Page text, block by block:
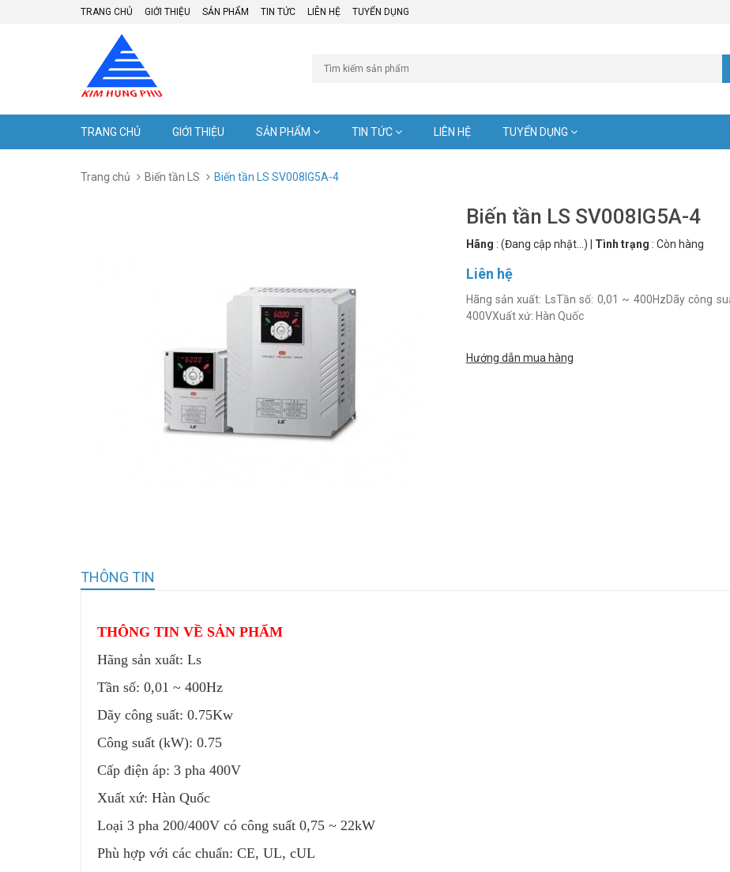
TRANG CHỦ GIỚI THIỆU SẢN PHẨM TIN TỨC LIÊN HỆ TUYỂN DỤNG
TRANG CHỦ GIỚI THIỆU SẢN PHẨM TIN TỨC LIÊN HỆ TUYỂN DỤNG
Trang chủ Biến tần LS Biến tần LS SV008IG5A-4
Biến tần LS SV008IG5A-4
Hãng : (Đang cập nhật...) Tình trạng : Còn hàng
Liên hệ
Hãng sản xuất: LsTần số: 0,01 ~ 400HzDãy công
400VXuất xứ: Hàn Quốc
Hướng dẫn mua hàng
THÔNG TIN
THÔNG TIN VỀ SẢN PHẨM
Hãng sản xuất: Ls
Tần số: 0,01 ~ 400Hz
Dãy công suất: 0.75Kw
Công suất (kW): 0.75
Cấp điện áp: 3 pha 400V
Xuất xứ: Hàn Quốc
Loại 3 pha 200/400V có công suất 0,75 ~ 22kW
Phù hợp với các chuẩn: CE, UL, cUL